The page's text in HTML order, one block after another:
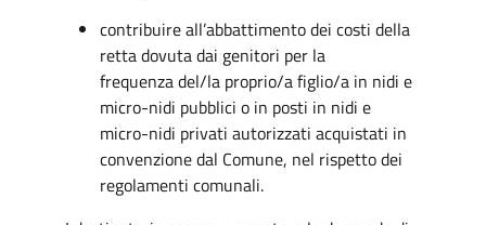
contribuire all’abbattimento dei costi della
retta dovuta dai genitori per la
frequenza del/la proprio/a figlio/a in nidi e
micro-nidi pubblici o in posti in nidi e
micro-nidi privati autorizzati acquistati in
convenzione dal Comune, nel rispetto dei
regolamenti comunali.